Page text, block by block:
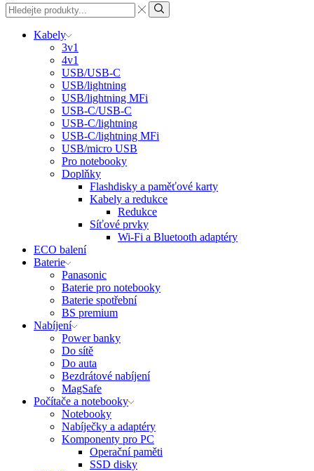
Vstup
pro
vyhledávání
Hledat
Kabely
3v1
4v1
USB/USB-C
USB/lightning
USB/lightning MFi
USB-C/USB-C
USB-C/lightning
USB-C/lightning MFi
USB/micro USB
Pro notebooky
Doplňky
Flashdisky a paměťové karty
Kabely a redukce
Redukce
Síťové prvky
Wi-Fi a Bluetooth adaptéry
ECO balení
Baterie
Panasonic
Baterie pro notebooky
Baterie spotřební
BS premium
Nabíjení
Power banky
Do sítě
Do auta
Bezdrátové nabíjení
MagSafe
Počítače a notebooky
Notebooky
Nabíječky a adaptéry
Komponenty pro PC
Operační paměti
SSD disky